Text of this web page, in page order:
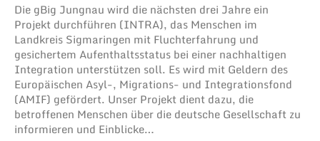
Die gBig Jungnau wird die nächsten drei Jahre ein
Projekt durchführen (INTRA), das Menschen im
Landkreis Sigmaringen mit Fluchterfahrung und
gesichertem Aufenthaltsstatus bei einer nachhaltigen
Integration unterstützen soll. Es wird mit Geldern des
Europäischen Asyl-, Migrations- und Integrationsfond
(AMIF) gefördert. Unser Projekt dient dazu, die
betroffenen Menschen über die deutsche Gesellschaft zu
informieren und Einblicke…